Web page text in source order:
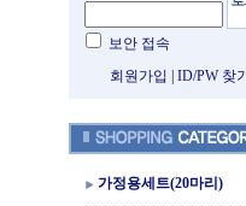
보안 접속
회원가입
ID/PW 찾기
가정용세트(20마리)